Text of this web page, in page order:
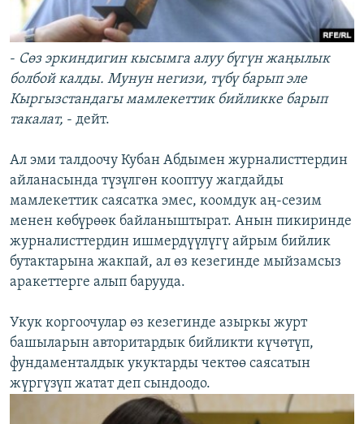
- Сөз эркиндигин кысымга алуу бүгүн жаңылык
болбой калды. Мунун негизи, түбү барып эле
Кыргызстандагы мамлекеттик бийликке барып
такалат, - дейт.
Ал эми талдоочу Кубан Абдымен журналисттердин
айланасында түзүлгөн кооптуу жагдайды
мамлекеттик саясатка эмес, коомдук аң-сезим
менен көбүрөөк байланыштырат. Анын пикиринде
журналисттердин ишмердүүлүгү айрым бийлик
бутактарына жакпай, ал өз кезегинде мыйзамсыз
аракеттерге алып барууда.
Укук коргоочулар өз кезегинде азыркы журт
башыларын авторитардык бийликти күчөтүп,
фундаменталдык укуктарды чектөө саясатын
жүргүзүп жатат деп сындоодо.